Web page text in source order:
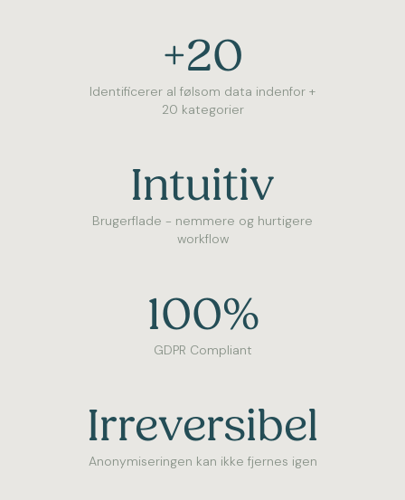
+20
Identificerer al følsom data indenfor +
20 kategorier
Intuitiv
Brugerflade - nemmere og hurtigere
workflow
100%
GDPR Compliant
Irreversibel
Anonymiseringen kan ikke fjernes igen